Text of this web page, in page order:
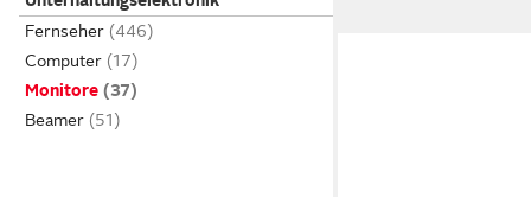
Fernseher
Computer
Monitore
Beamer